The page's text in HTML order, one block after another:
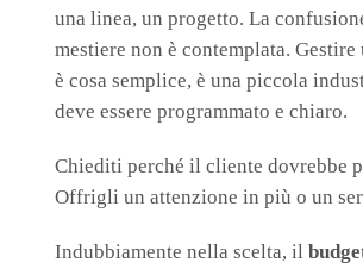
una linea, un progetto. La
mestiere non è contemplata.
è cosa semplice, è una piccola
deve essere programmato e chiaro.
Chiediti perché il cliente dovrebbe
Offrigli un attenzione in più o un
Indubbiamente nella scelta, il